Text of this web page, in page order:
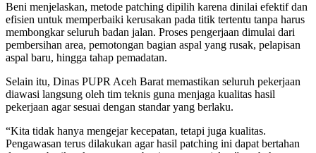
Beni menjelaskan, metode patching dipilih karena dinilai efektif dan
efisien untuk memperbaiki kerusakan pada titik tertentu tanpa harus
membongkar seluruh badan jalan. Proses pengerjaan dimulai dari
pembersihan area, pemotongan bagian aspal yang rusak, pelapisan
aspal baru, hingga tahap pemadatan.
Selain itu, Dinas PUPR Aceh Barat memastikan seluruh pekerjaan
diawasi langsung oleh tim teknis guna menjaga kualitas hasil
pekerjaan agar sesuai dengan standar yang berlaku.
“Kita tidak hanya mengejar kecepatan, tetapi juga kualitas.
Pengawasan terus dilakukan agar hasil patching ini dapat bertahan